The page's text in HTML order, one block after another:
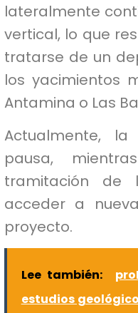
lateralmente
vertical, lo que
tratarse de un
los yacimientos
Antamina o Las
Actualmente,
pausa,
tramitación de
acceder a
proyecto.
Lee también:
estudios